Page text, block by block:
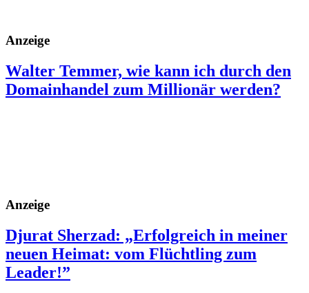
Anzeige
Walter Temmer, wie kann ich durch den
Domainhandel zum Millionär werden?
Anzeige
Djurat Sherzad: „Erfolgreich in meiner
neuen Heimat: vom Flüchtling zum
Leader!”